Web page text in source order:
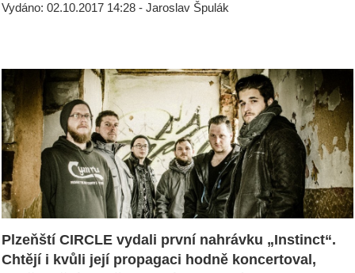
Vydáno: 02.10.2017 14:28 - Jaroslav Špulák
Plzeňští CIRCLE vydali první nahrávku „Instinct“.
Chtějí i kvůli její propagaci hodně koncertoval,